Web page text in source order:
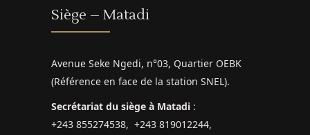
Siège – Matadi
Avenue Seke Ngedi, n°03, Quartier OEBK
(Référence en face de la station SNEL).
Secrétariat du siège à Matadi :
+243 855274538, +243 819012244,